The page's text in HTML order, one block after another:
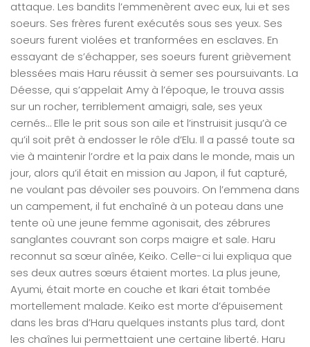
attaque. Les bandits l’emmenèrent avec eux, lui et ses
soeurs. Ses frères furent exécutés sous ses yeux. Ses
soeurs furent violées et tranformées en esclaves. En
essayant de s’échapper, ses soeurs furent grièvement
blessées mais Haru réussit à semer ses poursuivants. La
Déesse, qui s’appelait Amy à l’époque, le trouva assis
sur un rocher, terriblement amaigri, sale, ses yeux
cernés… Elle le prit sous son aile et l’instruisit jusqu’à ce
qu’il soit prêt à endosser le rôle d’Elu. Il a passé toute sa
vie à maintenir l’ordre et la paix dans le monde, mais un
jour, alors qu’il était en mission au Japon, il fut capturé,
ne voulant pas dévoiler ses pouvoirs. On l’emmena dans
un campement, il fut enchaîné à un poteau dans une
tente où une jeune femme agonisait, des zébrures
sanglantes couvrant son corps maigre et sale. Haru
reconnut sa sœur aînée, Keiko. Celle-ci lui expliqua que
ses deux autres sœurs étaient mortes. La plus jeune,
Ayumi, était morte en couche et Ikari était tombée
mortellement malade. Keiko est morte d’épuisement
dans les bras d’Haru quelques instants plus tard, dont
les chaînes lui permettaient une certaine liberté. Haru